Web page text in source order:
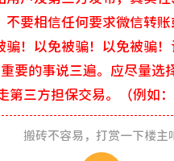
不要相信任何要求微信转
骗！以免被骗！以免被骗
要的事说三遍。应尽量选
第三方担保交易。（例如：
搬砖不容易，打赏一下楼主